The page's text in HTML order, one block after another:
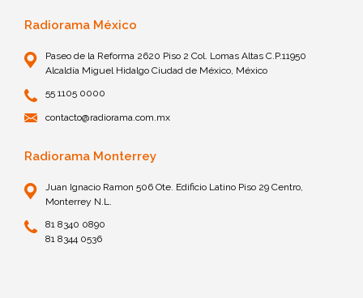
Radiorama México
Paseo de la Reforma 2620 Piso 2 Col. Lomas Altas C.P.11950
Alcaldía Miguel Hidalgo Ciudad de México, México
55 1105 0000
contacto@radiorama.com.mx
Radiorama Monterrey
Juan Ignacio Ramon 506 Ote. Edificio Latino Piso 29 Centro,
Monterrey N.L.
81 8340 0890
81 8344 0536